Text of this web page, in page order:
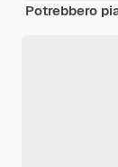
Potrebbero